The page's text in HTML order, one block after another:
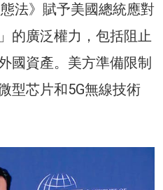
法》賦予美國總統應對
的廣泛權力，包括阻止
國資產。美方準備限制
型芯片和5G無線技術